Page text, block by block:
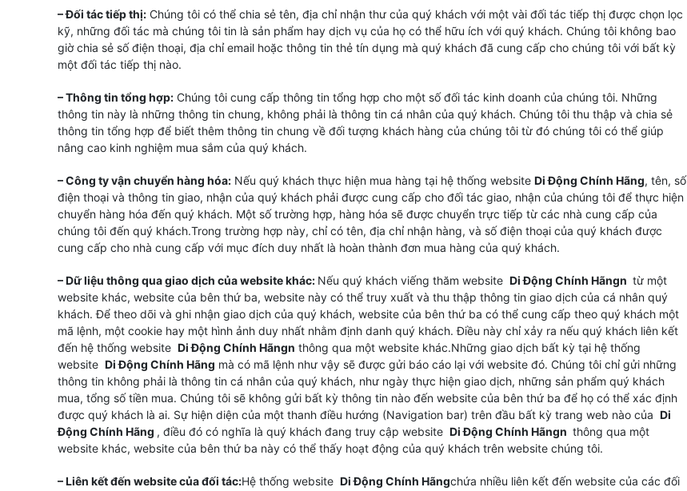
– Đối tác tiếp thị: Chúng tôi có thể chia sẻ tên, địa chỉ nhận thư của quý khách với một vài đối tác tiếp thị được chọn lọc
kỹ, những đối tác mà chúng tôi tin là sản phẩm hay dịch vụ của họ có thể hữu ích với quý khách. Chúng tôi không bao
giờ chia sẻ số điện thoại, địa chỉ email hoặc thông tin thẻ tín dụng mà quý khách đã cung cấp cho chúng tôi với bất kỳ
một đối tác tiếp thị nào.
– Thông tin tổng hợp: Chúng tôi cung cấp thông tin tổng hợp cho một số đối tác kinh doanh của chúng tôi. Những
thông tin này là những thông tin chung, không phải là thông tin cá nhân của quý khách. Chúng tôi thu thập và chia sẻ
thông tin tổng hợp để biết thêm thông tin chung về đối tượng khách hàng của chúng tôi từ đó chúng tôi có thể giúp
nâng cao kinh nghiệm mua sắm của quý khách.
– Công ty vận chuyển hàng hóa: Nếu quý khách thực hiện mua hàng tại hệ thống website Di Động Chính Hãng, tên, số
điện thoại và thông tin giao, nhận của quý khách phải được cung cấp cho đối tác giao, nhận của chúng tôi để thực hiện
chuyển hàng hóa đến quý khách. Một số trường hợp, hàng hóa sẽ được chuyển trực tiếp từ các nhà cung cấp của
chúng tôi đến quý khách.Trong trường hợp này, chỉ có tên, địa chỉ nhận hàng, và số điện thoại của quý khách được
cung cấp cho nhà cung cấp với mục đích duy nhất là hoàn thành đơn mua hàng của quý khách.
– Dữ liệu thông qua giao dịch của website khác: Nếu quý khách viếng thăm website Di Động Chính Hãngn từ một
website khác, website của bên thứ ba, website này có thể truy xuất và thu thập thông tin giao dịch của cá nhân quý
khách. Để theo dõi và ghi nhận giao dịch của quý khách, website của bên thứ ba có thể cung cấp theo quý khách một
mã lệnh, một cookie hay một hình ảnh duy nhất nhằm định danh quý khách. Điều này chỉ xảy ra nếu quý khách liên kết
đến hệ thống website Di Động Chính Hãngn thông qua một website khác.Những giao dịch bất kỳ tại hệ thống
website Di Động Chính Hãng mà có mã lệnh như vậy sẽ được gửi báo cáo lại với website đó. Chúng tôi chỉ gửi những
thông tin không phải là thông tin cá nhân của quý khách, như ngày thực hiện giao dịch, những sản phẩm quý khách
mua, tổng số tiền mua. Chúng tôi sẽ không gửi bất kỳ thông tin nào đến website của bên thứ ba để họ có thể xác định
được quý khách là ai. Sự hiện diện của một thanh điều hướng (Navigation bar) trên đầu bất kỳ trang web nào của Di
Động Chính Hãng , điều đó có nghĩa là quý khách đang truy cập website Di Động Chính Hãngn thông qua một
website khác, website của bên thứ ba này có thể thấy hoạt động của quý khách trên website chúng tôi.
– Liên kết đến website của đối tác:Hệ thống website Di Động Chính Hãngchứa nhiều liên kết đến website của các đối